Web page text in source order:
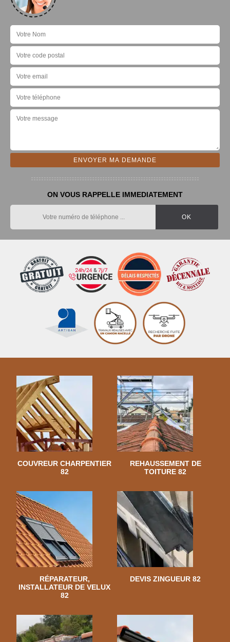
ON VOUS RAPPELLE IMMEDIATEMENT
COUVREUR CHARPENTIER
82
REHAUSSEMENT DE
TOITURE 82
RÉPARATEUR,
INSTALLATEUR DE VELUX
82
DEVIS ZINGUEUR 82